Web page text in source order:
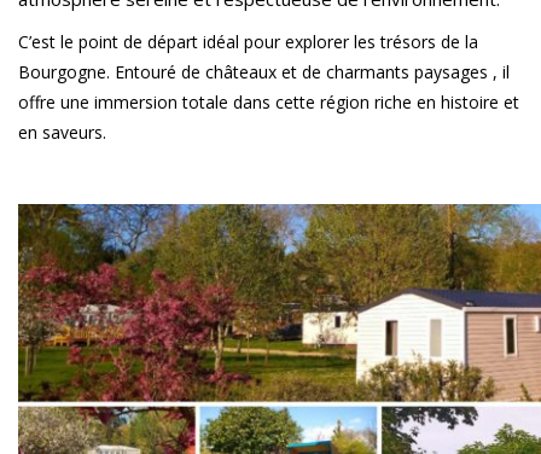
C’est le point de départ idéal pour explorer les trésors de la
Bourgogne. Entouré de châteaux et de charmants paysages , il
offre une immersion totale dans cette région riche en histoire et
en saveurs.